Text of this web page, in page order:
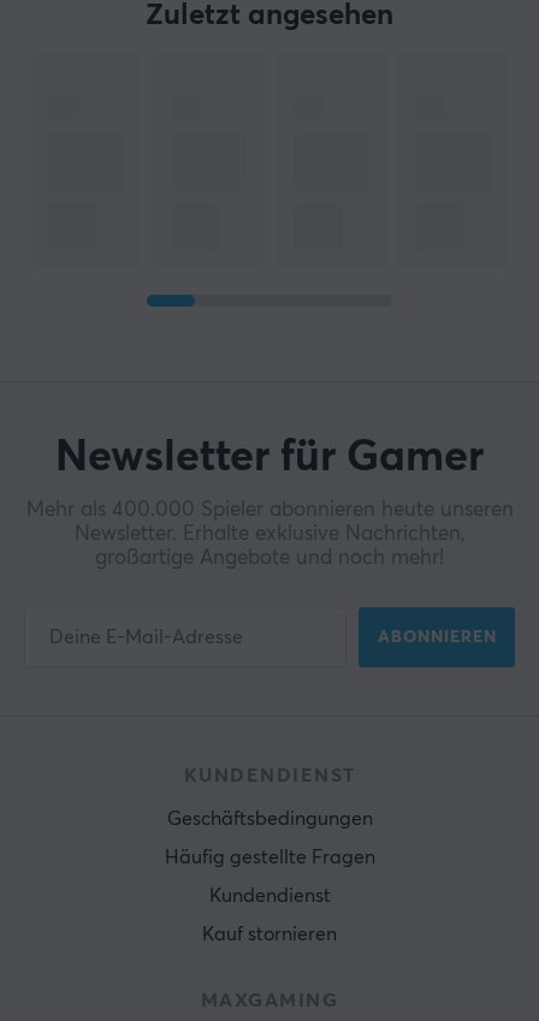
Zuletzt angesehen
Newsletter für Gamer
Mehr als 400.000 Spieler abonnieren heute unseren
Newsletter. Erhalte exklusive Nachrichten,
großartige Angebote und noch mehr!
ABONNIEREN
KUNDENDIENST
Geschäftsbedingungen
Häufig gestellte Fragen
Kundendienst
Kauf stornieren
MAXGAMING